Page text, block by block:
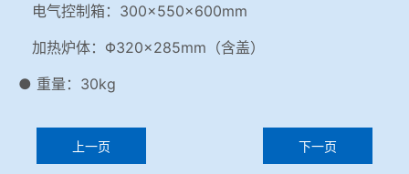
电气控制箱：300×550×600mm
加热炉体：Φ320×285mm（含盖）
● 重量：30kg
上一页 下一页